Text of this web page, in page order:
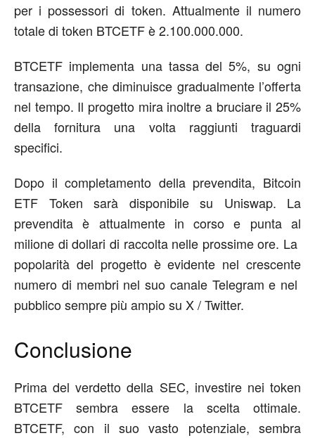
per i possessori di token. Attualmente il numero
totale di token BTCETF è 2.100.000.000.
BTCETF implementa una tassa del 5%, su ogni
transazione, che diminuisce gradualmente l’offerta
nel tempo. Il progetto mira inoltre a bruciare il 25%
della fornitura una volta raggiunti traguardi
specifici.
Dopo il completamento della prevendita, Bitcoin
ETF Token sarà disponibile su Uniswap. La
prevendita è attualmente in corso e punta al
milione di dollari di raccolta nelle prossime ore. La
popolarità del progetto è evidente nel crescente
numero di membri nel suo canale Telegram e nel
pubblico sempre più ampio su X / Twitter.
Conclusione
Prima del verdetto della SEC, investire nei token
BTCETF sembra essere la scelta ottimale.
BTCETF, con il suo vasto potenziale, sembra